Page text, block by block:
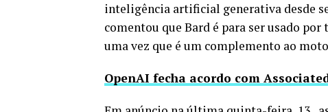
inteligência artificial generativa desde
comentou que Bard é para ser usado
uma vez que é um complemento ao
OpenAI fecha acordo com